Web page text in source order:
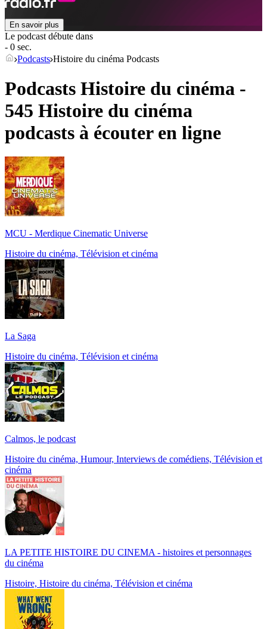
En savoir plus
Le podcast débute dans
- 0 sec.
Podcasts Histoire du cinéma Podcasts
Podcasts Histoire du cinéma -
545 Histoire du cinéma
podcasts à écouter en ligne
MCU - Merdique Cinematic Universe
Histoire du cinéma, Télévision et cinéma
La Saga
Histoire du cinéma, Télévision et cinéma
Calmos, le podcast
Histoire du cinéma, Humour, Interviews de comédiens, Télévision et
cinéma
LA PETITE HISTOIRE DU CINEMA - histoires et personnages
du cinéma
Histoire, Histoire du cinéma, Télévision et cinéma